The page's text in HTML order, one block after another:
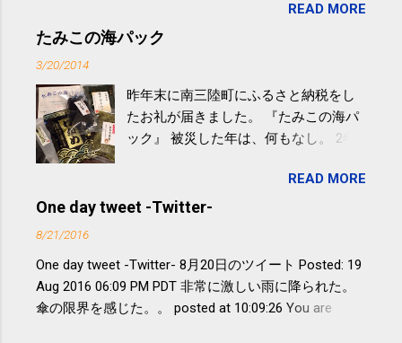
やすい。 スポーツウェア・シューズで
するものだけが運動ではない。 食べ
けると改善する、との結果を筑波大の
研究チームが発表した。改善が期待で
きるのは、過度の飲酒が原因ではない
減らなくても効果があるという。 正田
教授は「汗ばむ程度の運動を毎日３０
波大「減量しなくても効果」 - ニュー
ス - アピタル（医療・健康）
READ MORE
たみこの海パック
3/20/2014
昨年末に南三陸町にふるさと納税をし
たお礼が届きました。 『たみこの海パ
ック』 被災した年は、何もなし。 2年
が『たみこの海パック』。 ボランティ
アや募金が苦手で、、、被災地の少し
全く考えていなかったので、貰えると
少しづつ復興してる感が伝わってきて
嬉しいです。 あと、ふるさと納税が節
READ MORE
One day tweet -Twitter-
8/21/2016
One day tweet -Twitter- 8月20日のツイート Posted: 19
Aug 2016 06:09 PM PDT 非常に激しい雨に降られた。
傘の限界を感じた。。 posted at 10:09:26 You are